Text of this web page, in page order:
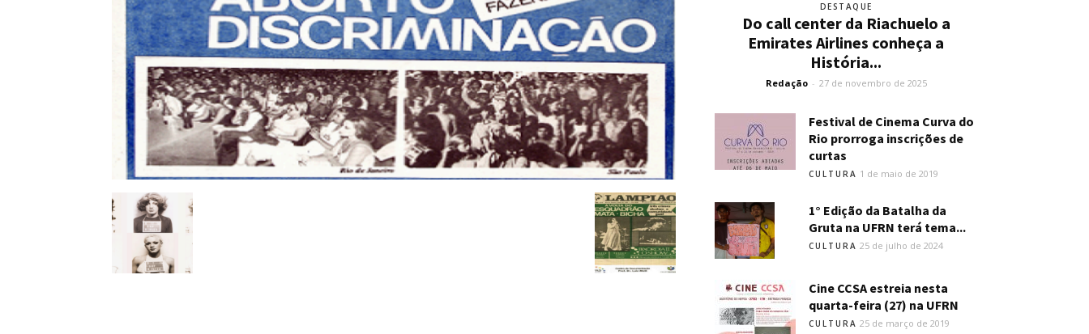
DESTAQUE
Do call center da Riachuelo a
Emirates Airlines conheça a
História...
Redação - 27 de novembro de 2025
Festival de Cinema Curva do
Rio prorroga inscrições de
curtas
CULTURA 1 de maio de 2019
1° Edição da Batalha da
Gruta na UFRN terá tema...
CULTURA 25 de julho de 2024
Cine CCSA estreia nesta
quarta-feira (27) na UFRN
CULTURA 25 de março de 2019